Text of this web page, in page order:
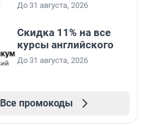
До 31 августа, 2026
Скидка 11% на все
курсы английского
До 31 августа, 2026
Все промокоды